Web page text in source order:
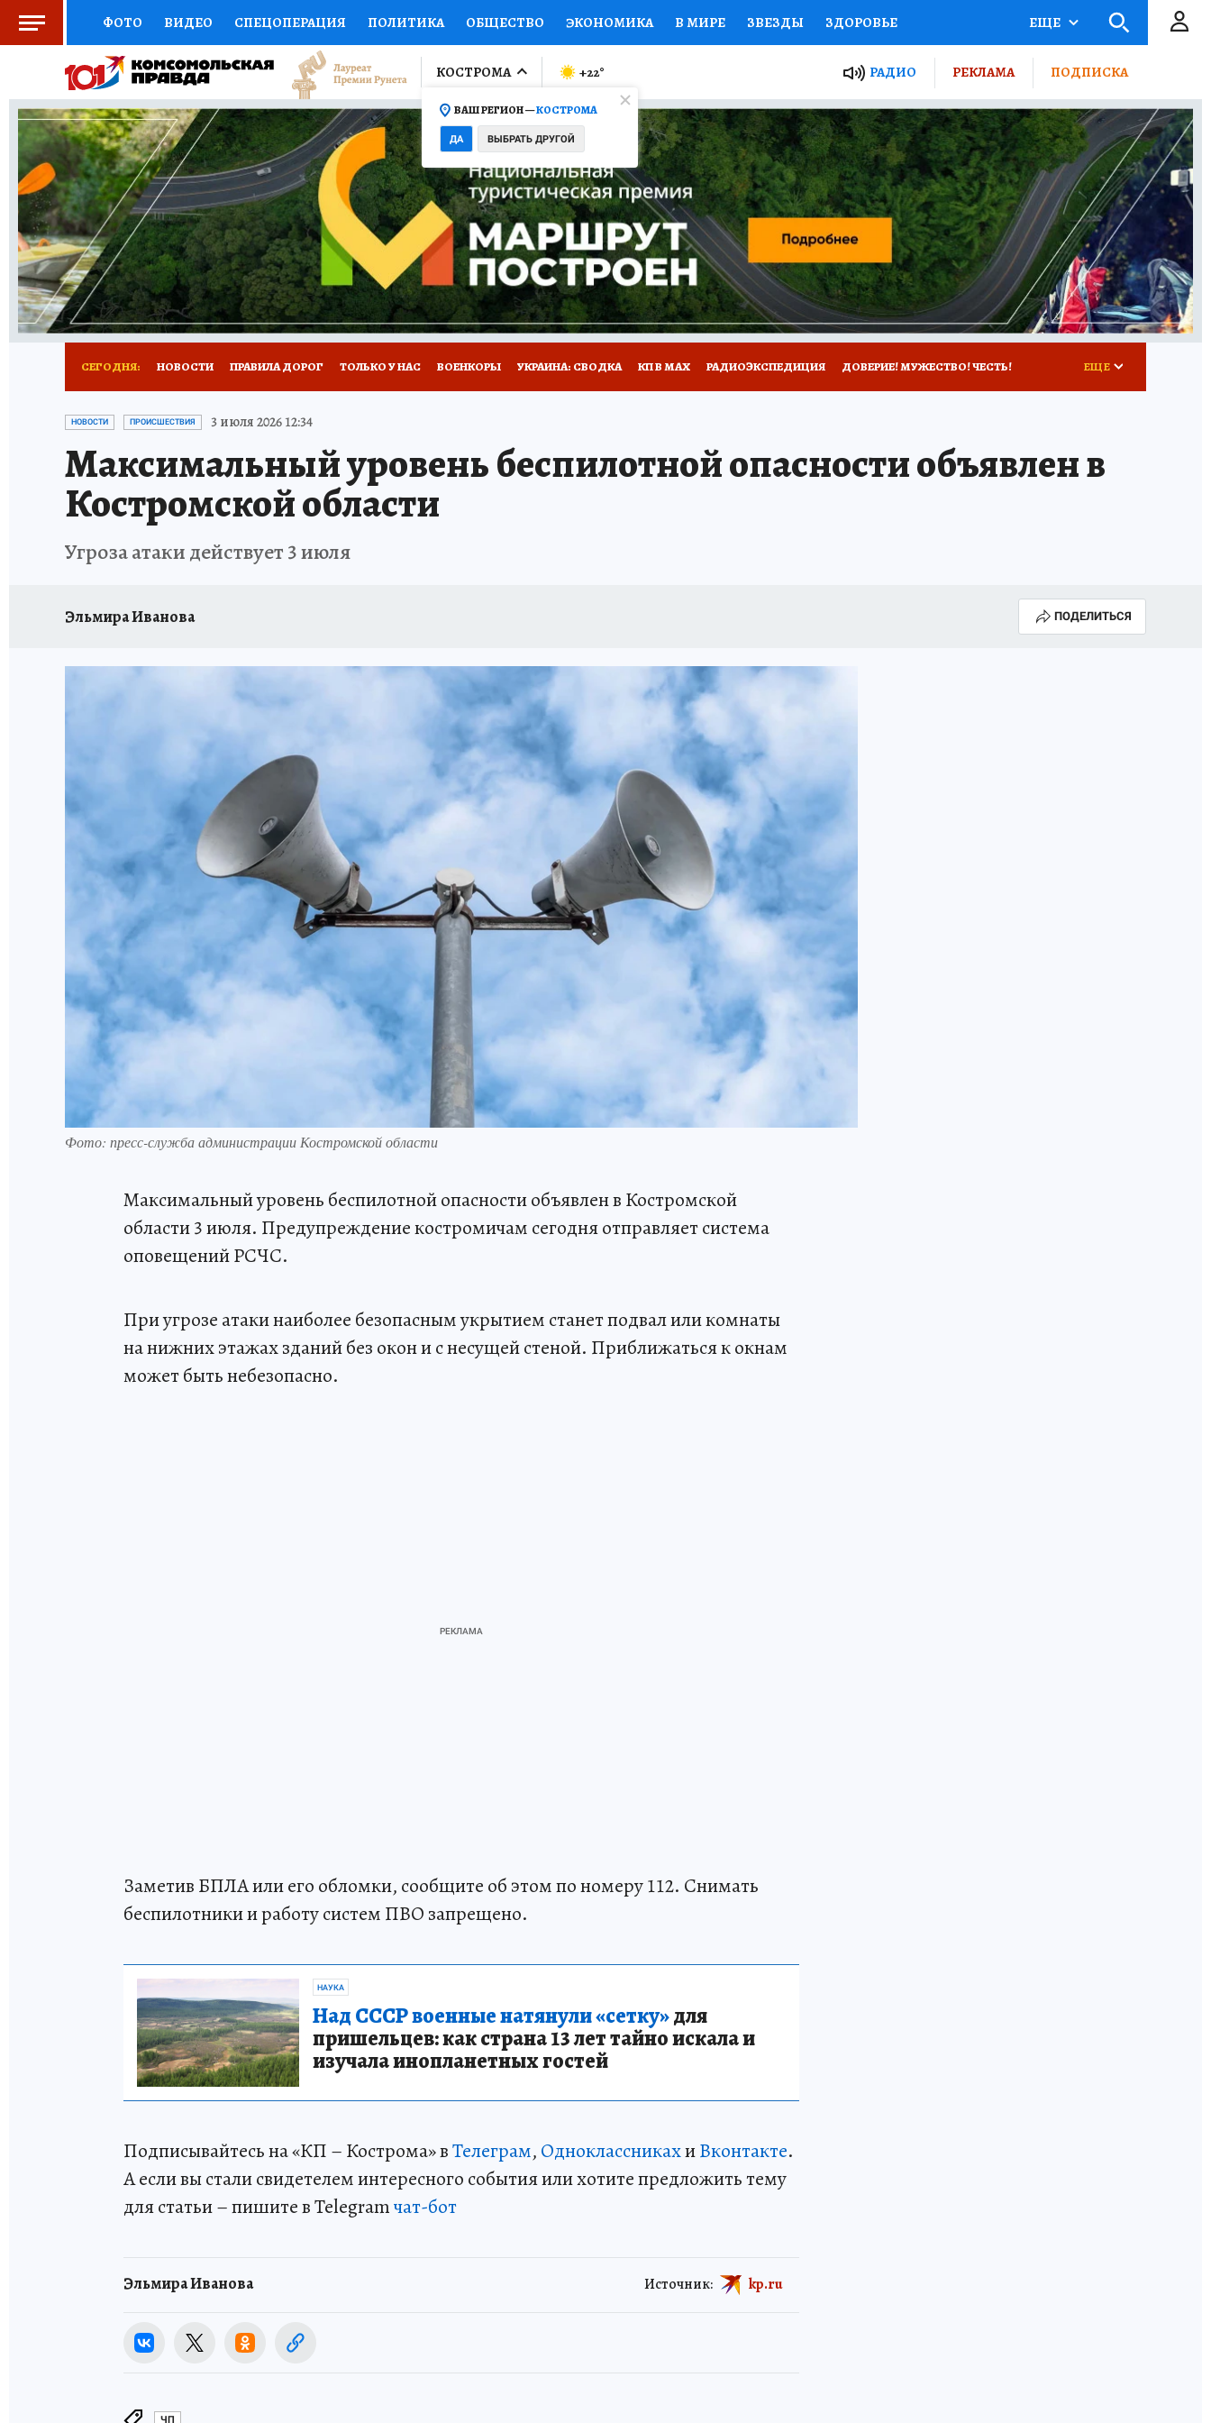
ФОТО ВИДЕО СПЕЦОПЕРАЦИЯ ПОЛИТИКА ОБЩЕСТВО ЭКОНОМИКА В МИРЕ ЗВЕЗДЫ ЗДОРОВЬЕ
СОЦПОДДЕРЖКА НАУКА СПОРТ КОЛУМНИСТЫ ПРОИСШЕСТВИЯ НАЦИОНАЛЬНЫЕ ПРОЕКТЫ РОССИИ
ВЫБОР ЭКСПЕРТОВ ДОКТОР ФИНАНСЫ ОТКРЫВАЕМ МИР Я ЗНАЮ СЕМЬЯ ЖЕНСКИЕ СЕКРЕТЫ ПУТЕВОДИТЕЛЬ
КНИЖНАЯ ПОЛКА ПРОГНОЗЫ НА СПОРТ ПРОМОКОДЫ СЕРИАЛЫ СПЕЦПРОЕКТЫ ДЕФИЦИТ ЖЕЛЕЗА ТУРИЗМ
ПРЕСС-ЦЕНТР НЕДВИЖИМОСТЬ ТЕЛЕВИЗОР КОЛЛЕКЦИИ КОНКУРСЫ РАБОТА У НАС ГИД ПОТРЕБИТЕЛЯ ВСЕ О КП
РАДИО КП РЕКЛАМА ТЕСТЫ НОВОЕ НА САЙТЕ
ЕЩЕ
КОСТРОМА
ВАШ РЕГИОН —КОСТРОМА
ДА ВЫБРАТЬ ДРУГОЙ
+22° РАДИО РЕКЛАМА ПОДПИСКА
СЕГОДНЯ: НОВОСТИ ПРАВИЛА ДОРОГ ТОЛЬКО У НАС ВОЕНКОРЫ УКРАИНА: СВОДКА КП В МАХ РАДИОЭКСПЕДИЦИЯ ДОВЕРИЕ! МУЖЕСТВО! ЧЕСТЬ!
НОВОГОДНИЙ ШОПИНГ В КОСТРОМЕ
СЕМЬЯ В ПОГОНАХ ИСПЫТАНО НА СЕБЕ
ЕЩЕ
НОВОСТИ ПРОИСШЕСТВИЯ 3 июля 2026 12:34
Максимальный уровень беспилотной опасности объявлен в
Костромской области
Угроза атаки действует 3 июля
Эльмира Иванова ПОДЕЛИТЬСЯ
Фото: пресс-служба администрации Костромской области
Максимальный уровень беспилотной опасности объявлен в Костромской
области 3 июля. Предупреждение костромичам сегодня отправляет система
оповещений РСЧС.
При угрозе атаки наиболее безопасным укрытием станет подвал или комнаты
на нижних этажах зданий без окон и с несущей стеной. Приближаться к окнам
может быть небезопасно.
Заметив БПЛА или его обломки, сообщите об этом по номеру 112. Снимать
беспилотники и работу систем ПВО запрещено.
НАУКА
Над СССР военные натянули «сетку»для
пришельцев: как страна 13 лет тайно искала и
изучала инопланетных гостей
Подписывайтесь на «КП – Кострома» вТелеграм, ОдноклассникахиВконтакте.
А если вы стали свидетелем интересного события или хотите предложить тему
для статьи – пишите в Telegramчат-бот
Эльмира Иванова Источник: kp.ru
ЧП